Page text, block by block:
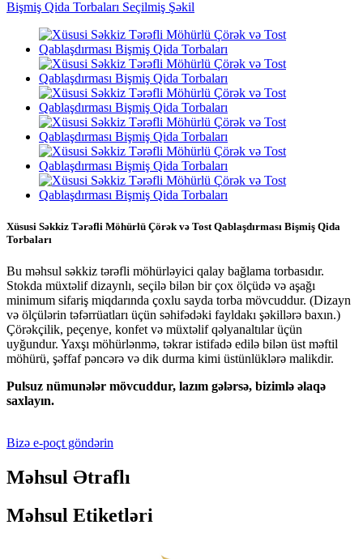
Xüsusi Səkkiz Tərəfli Möhürlü Çörək və Tost Qablaşdırması Bişmiş Qida
Torbaları
Bu məhsul səkkiz tərəfli möhürləyici qalay bağlama torbasıdır.
Stokda müxtəlif dizaynlı, seçilə bilən bir çox ölçüdə və aşağı
minimum sifariş miqdarında çoxlu sayda torba mövcuddur. (Dizayn
və ölçülərin təfərrüatları üçün səhifədəki fayldakı şəkillərə baxın.)
Çörəkçilik, peçenye, konfet və müxtəlif qəlyanaltılar üçün
uyğundur. Yaxşı möhürlənmə, təkrar istifadə edilə bilən üst məftil
möhürü, şəffaf pəncərə və dik durma kimi üstünlüklərə malikdir.
Pulsuz nümunələr mövcuddur, lazım gələrsə, bizimlə əlaqə
saxlayın.
Bizə e-poçt göndərin
Məhsul Ətraflı
Məhsul Etiketləri